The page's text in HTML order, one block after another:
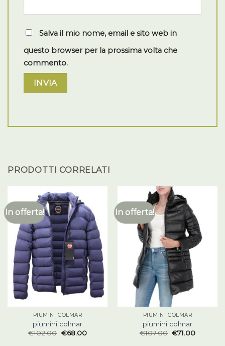
Salva il mio nome, email e sito web in
questo browser per la prossima volta che
commento.
PRODOTTI CORRELATI
In offerta!
PIUMINI COLMAR
piumini colmar
€102.00 €68.00
In offerta!
PIUMINI COLMAR
piumini colmar
€107.00 €71.00